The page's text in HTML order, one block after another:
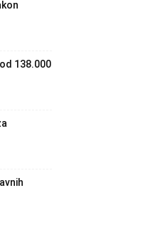
138.000